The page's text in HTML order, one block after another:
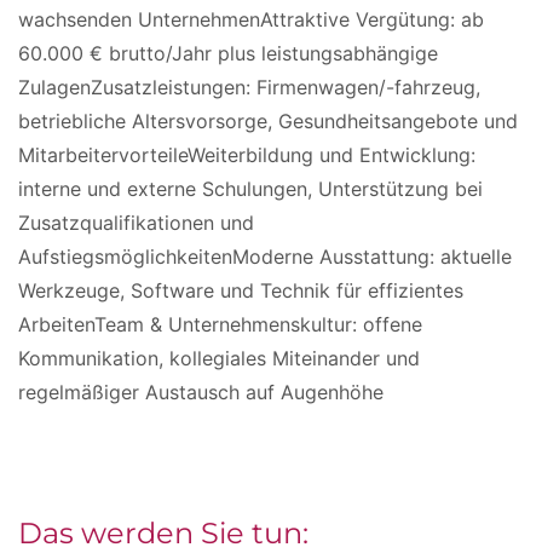
wachsenden UnternehmenAttraktive Vergütung: ab
60.000 € brutto/Jahr plus leistungsabhängige
ZulagenZusatzleistungen: Firmenwagen/-fahrzeug,
betriebliche Altersvorsorge, Gesundheitsangebote und
MitarbeitervorteileWeiterbildung und Entwicklung:
interne und externe Schulungen, Unterstützung bei
Zusatzqualifikationen und
AufstiegsmöglichkeitenModerne Ausstattung: aktuelle
Werkzeuge, Software und Technik für effizientes
ArbeitenTeam & Unternehmenskultur: offene
Kommunikation, kollegiales Miteinander und
regelmäßiger Austausch auf Augenhöhe
Das werden Sie tun: